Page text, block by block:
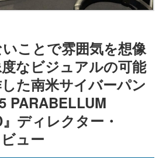
いことで雰囲気を想像
なビジュアルの可能
た南米サイバーパン
PARABELLUM
ディレクター・
ュー